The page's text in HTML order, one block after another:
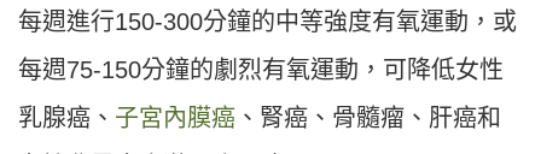
每週進行150-300分鐘的中等強度有氧運動，或
每週75-150分鐘的劇烈有氧運動，可降低女性
乳腺癌、 子宮內膜癌 、腎癌、骨髓瘤、肝癌和